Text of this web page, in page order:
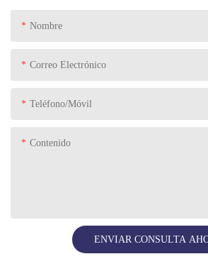
Nombre
Correo Electrónico
Teléfono/Móvil
Contenido
ENVIAR CONSULTA